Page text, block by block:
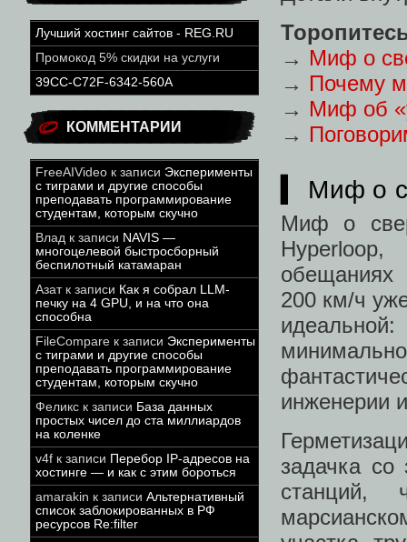
Лучший хостинг сайтов - REG.RU
Промокод 5% скидки на услуги
39CC-C72F-6342-560A
КОММЕНТАРИИ
FreeAIVideo к записи Эксперименты
с тиграми и другие способы
преподавать программирование
студентам, которым скучно
Влад к записи NAVIS —
многоцелевой быстросборный
беспилотный катамаран
Азатк записи Как я собрал LLM-
печку на 4 GPU, и на что она
способна
FileCompare к записи Эксперименты
с тиграми и другие способы
преподавать программирование
студентам, которым скучно
Феликс к записи База данных
простых чисел до ста миллиардов
на коленке
v4f к записи Перебор IP-адресов на
хостинге — и как с этим бороться
amarakin к записи Альтернативный
список заблокированных в РФ
ресурсов Re:filter
→ Миф о
→ Почему
→ Миф об
→
▍ Миф о
Миф о
обещаниях
200 км/ч
инженерии
задачка со
станций,